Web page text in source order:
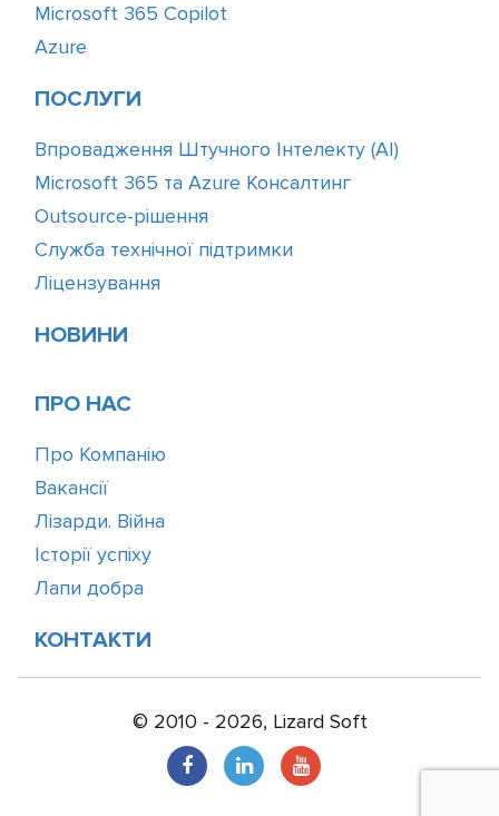
Microsoft 365 Copilot
Azure
ПОСЛУГИ
Впровадження Штучного Інтелекту (АІ)
Microsoft 365 та Azure Консалтинг
Outsource-рішення
Служба технічної підтримки
Ліцензування
НОВИНИ
ПРО НАС
Про Компанію
Вакансії
Лізарди. Війна
Історії успіху
Лапи добра
КОНТАКТИ
© 2010 - 2026, Lizard Soft